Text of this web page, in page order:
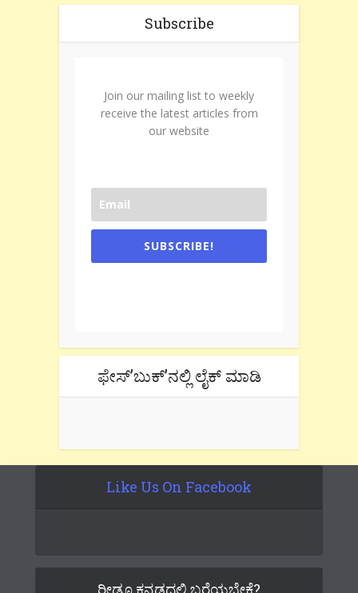
Subscribe
Join our mailing list to weekly
receive the latest articles from
our website
SUBSCRIBE!
ಫೇಸ್’ಬುಕ್’ನಲ್ಲಿ ಲೈಕ್ ಮಾಡಿ
Like Us On Facebook
ರೀಡೂ ಕನ್ನಡದಲ್ಲಿ ಬರೆಯಬೇಕೆ?